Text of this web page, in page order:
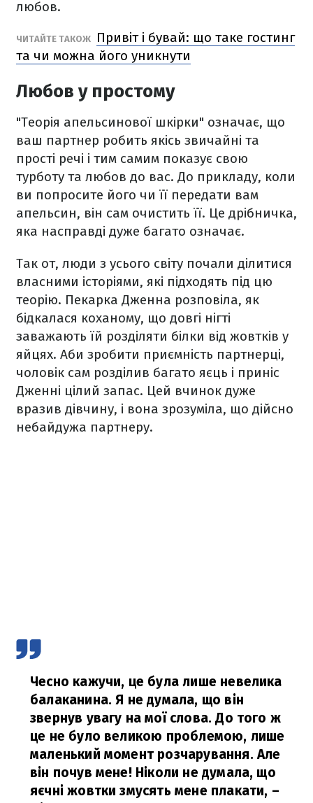
любов.
ЧИТАЙТЕ ТАКОЖ
Привіт і бувай: що таке гостинг
та чи можна його уникнути
Любов у простому
"Теорія апельсинової шкірки" означає, що
ваш партнер робить якісь звичайні та
прості речі і тим самим показує свою
турботу та любов до вас. До прикладу, коли
ви попросите його чи її передати вам
апельсин, він сам очистить її. Це дрібничка,
яка насправді дуже багато означає.
Так от, люди з усього світу почали ділитися
власними історіями, які підходять під цю
теорію. Пекарка Дженна розповіла, як
бідкалася коханому, що довгі нігті
заважають їй розділяти білки від жовтків у
яйцях. Аби зробити приємність партнерці,
чоловік сам розділив багато яєць і приніс
Дженні цілий запас. Цей вчинок дуже
вразив дівчину, і вона зрозуміла, що дійсно
небайдужа партнеру.
Чесно кажучи, це була лише невелика
балаканина. Я не думала, що він
звернув увагу на мої слова. До того ж
це не було великою проблемою, лише
маленький момент розчарування. Але
він почув мене! Ніколи не думала, що
яєчні жовтки змусять мене плакати, –